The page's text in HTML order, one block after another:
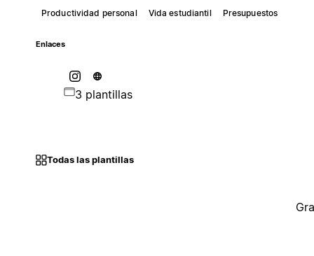
Productividad personal Vida estudiantil Presupuestos
Enlaces
3 plantillas
Todas las plantillas